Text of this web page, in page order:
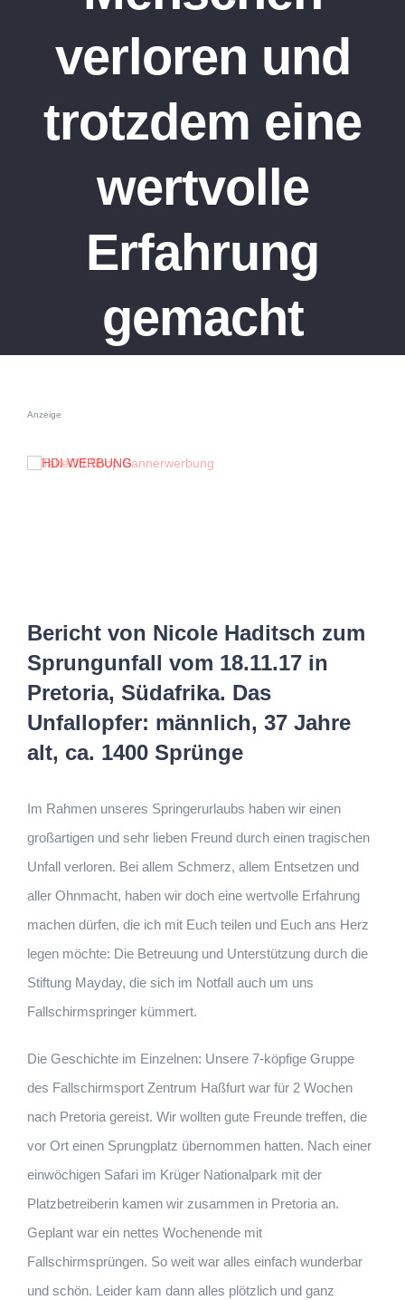
verloren und
trotzdem eine
wertvolle
Erfahrung
gemacht
Anzeige
Bericht von Nicole Haditsch zum
Sprungunfall vom 18.11.17 in
Pretoria, Südafrika. Das
Unfallopfer: männlich, 37 Jahre
alt, ca. 1400 Sprünge
Im Rahmen unseres Springerurlaubs haben wir einen
großartigen und sehr lieben Freund durch einen tragischen
Unfall verloren. Bei allem Schmerz, allem Entsetzen und
aller Ohnmacht, haben wir doch eine wertvolle Erfahrung
machen dürfen, die ich mit Euch teilen und Euch ans Herz
legen möchte: Die Betreuung und Unterstützung durch die
Stiftung Mayday, die sich im Notfall auch um uns
Fallschirmspringer kümmert.
Die Geschichte im Einzelnen: Unsere 7-köpfige Gruppe
des Fallschirmsport Zentrum Haßfurt war für 2 Wochen
nach Pretoria gereist. Wir wollten gute Freunde treffen, die
vor Ort einen Sprungplatz übernommen hatten. Nach einer
einwöchigen Safari im Krüger Nationalpark mit der
Platzbetreiberin kamen wir zusammen in Pretoria an.
Geplant war ein nettes Wochenende mit
Fallschirmsprüngen. So weit war alles einfach wunderbar
und schön. Leider kam dann alles plötzlich und ganz